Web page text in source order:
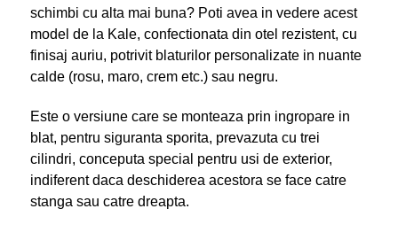
schimbi cu alta mai buna? Poti avea in vedere acest
model de la Kale, confectionata din otel rezistent, cu
finisaj auriu, potrivit blaturilor personalizate in nuante
calde (rosu, maro, crem etc.) sau negru.
Este o versiune care se monteaza prin ingropare in
blat, pentru siguranta sporita, prevazuta cu trei
cilindri, conceputa special pentru usi de exterior,
indiferent daca deschiderea acestora se face catre
stanga sau catre dreapta.